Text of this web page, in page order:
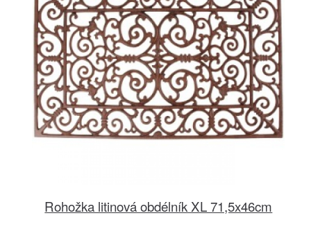
Rohožka litinová obdélník XL 71,5x46cm